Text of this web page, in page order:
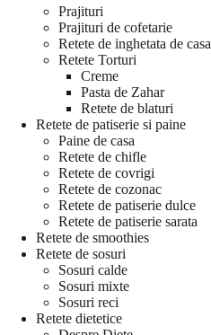
Prajituri
Prajituri de cofetarie
Retete de inghetata de casa
Retete Torturi
Creme
Pasta de Zahar
Retete de blaturi
Retete de patiserie si paine
Paine de casa
Retete de chifle
Retete de covrigi
Retete de cozonac
Retete de patiserie dulce
Retete de patiserie sarata
Retete de smoothies
Retete de sosuri
Sosuri calde
Sosuri mixte
Sosuri reci
Retete dietetice